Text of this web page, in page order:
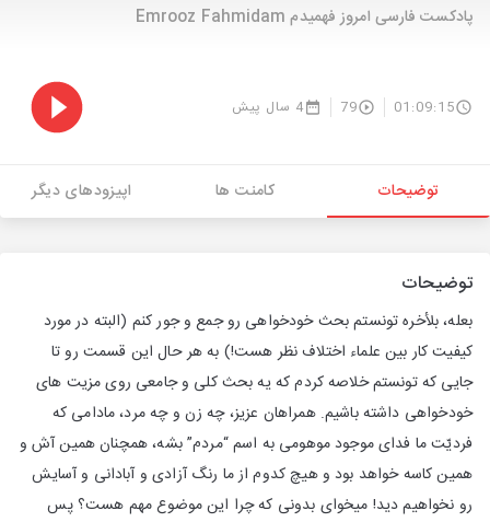
پادکست فارسی امروز فهمیدم Emrooz Fahmidam
01:09:15
79 4 سال پیش
توضیحات کامنت ها اپیزودهای دیگر
توضیحات
بعله، بلأخره تونستم بحث خودخواهی رو جمع و جور کنم (البته در مورد
کیفیت کار بین علماء اختلاف نظر هست!) به هر حال این قسمت رو تا
جایی که تونستم خلاصه کردم که یه بحث کلی و جامعی روی مزیت های
خودخواهی داشته باشیم. همراهان عزیز، چه زن و چه مرد، مادامی که
فردیّت ما فدای موجود موهومی به اسم “مردم” بشه، همچنان همین آش و
همین کاسه خواهد بود و هیچ کدوم از ما رنگ آزادی و آبادانی و آسایش
رو نخواهیم دید! میخوای بدونی که چرا این موضوع مهم هست؟ پس